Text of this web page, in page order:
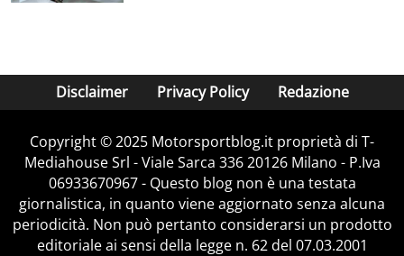
Disclaimer Privacy Policy Redazione
Copyright © 2025 Motorsportblog.it proprietà di T-
Mediahouse Srl - Viale Sarca 336 20126 Milano - P.Iva
06933670967 - Questo blog non è una testata
giornalistica, in quanto viene aggiornato senza alcuna
periodicità. Non può pertanto considerarsi un prodotto
editoriale ai sensi della legge n. 62 del 07.03.2001